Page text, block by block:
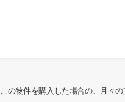
この物件を購入した場合の、月々